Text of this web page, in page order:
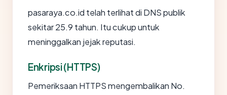
pasaraya.co.id telah terlihat di DNS publik
sekitar 25.9 tahun. Itu cukup untuk
meninggalkan jejak reputasi.
Enkripsi (HTTPS)
Pemeriksaan HTTPS mengembalikan No.